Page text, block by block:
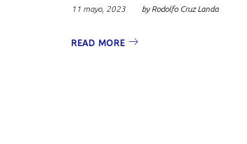
11 mayo, 2023 byRodolfo Cruz Landa
READ MORE